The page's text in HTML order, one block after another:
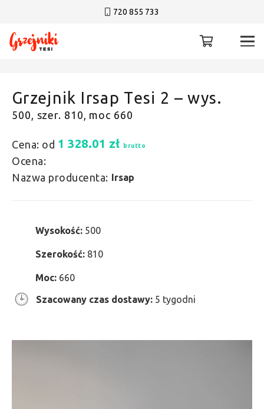
720 855 733
Grzejnik Irsap Tesi 2 – wys.
500, szer. 810, moc 660
Cena: od 1 328.01 zł brutto
Ocena:
Nazwa producenta: Irsap
Wysokość: 500
Szerokość: 810
Moc: 660
Szacowany czas dostawy: 5 tygodni